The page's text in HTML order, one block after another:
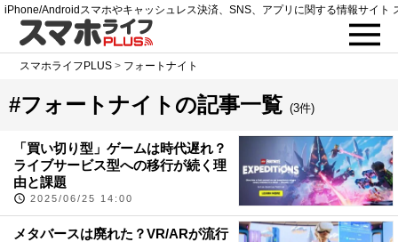
iPhone/Androidスマホやキャッシュレス決済、SNS、アプリに関する情報サイト
スマホライフPLUS > フォートナイト
#フォートナイトの記事一覧 (3件)
「買い切り型」ゲームは時代遅れ？
ライブサービス型への移行が続く理
由と課題
2025/06/25 14:00
メタバースは廃れた？VR/ARが流行